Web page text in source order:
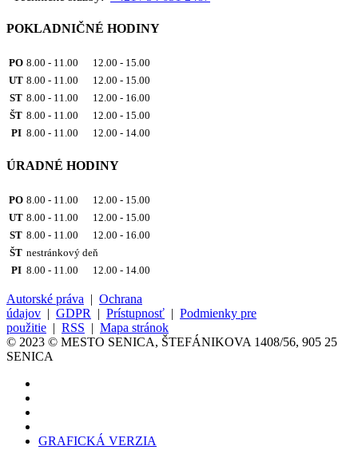
POKLADNIČNÉ HODINY
PO 8.00 - 11.00 12.00 - 15.00
UT 8.00 - 11.00 12.00 - 15.00
ST 8.00 - 11.00 12.00 - 16.00
ŠT 8.00 - 11.00 12.00 - 15.00
PI 8.00 - 11.00 12.00 - 14.00
ÚRADNÉ HODINY
PO 8.00 - 11.00 12.00 - 15.00
UT 8.00 - 11.00 12.00 - 15.00
ST 8.00 - 11.00 12.00 - 16.00
ŠT nestránkový deň
PI 8.00 - 11.00 12.00 - 14.00
Autorské práva | Ochrana
údajov | GDPR | Prístupnosť | Podmienky pre
použitie | RSS | Mapa stránok
© 2023 © MESTO SENICA, ŠTEFÁNIKOVA 1408/56, 905 25
SENICA
GRAFICKÁ VERZIA